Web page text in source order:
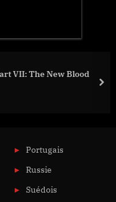
VII: The New Blood
Portugais
Russie
Suédois